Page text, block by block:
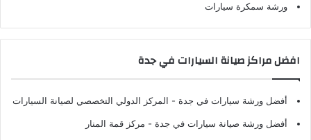
ورشة سمكرة سيارات
افضل مراكز صيانة السيارات في جدة
أفضل ورشة سيارات في جدة - المركز الدولي التخصصي لصيانة السيارات
أفضل ورشة صيانة سيارات في جدة - مركز قمة المنار